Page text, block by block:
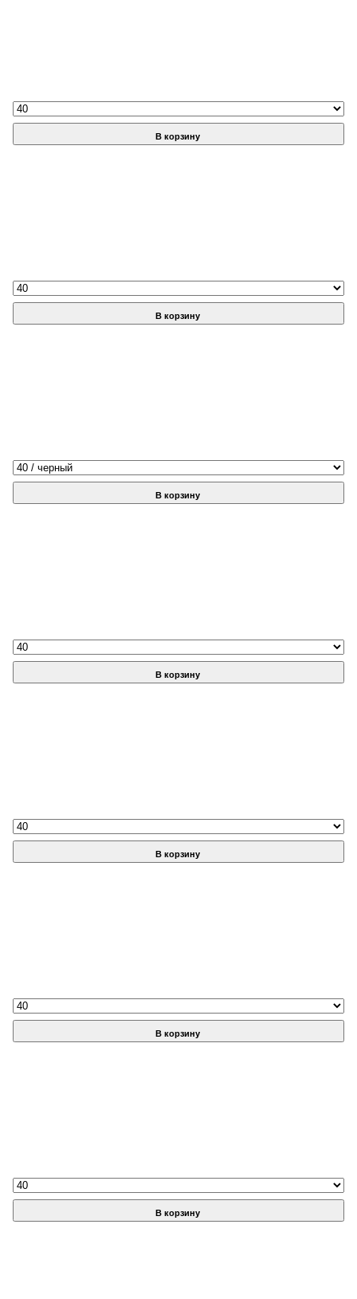
В корзину
В корзину
В корзину
В корзину
В корзину
В корзину
В корзину